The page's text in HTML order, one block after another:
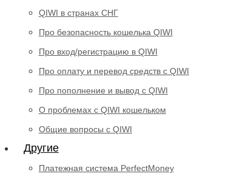
QIWI в странах СНГ
Про безопасность кошелька QIWI
Про вход/регистрацию в QIWI
Про оплату и перевод средств c QIWI
Про пополнение и вывод с QIWI
О проблемах с QIWI кошельком
Общие вопросы с QIWI
Другие
Платежная система PerfectMoney